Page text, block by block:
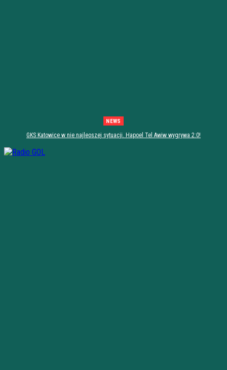
NEWS
GKS Katowice w nie najleoszej sytuacji. Hapoel Tel Awiw wygrywa 2:0!